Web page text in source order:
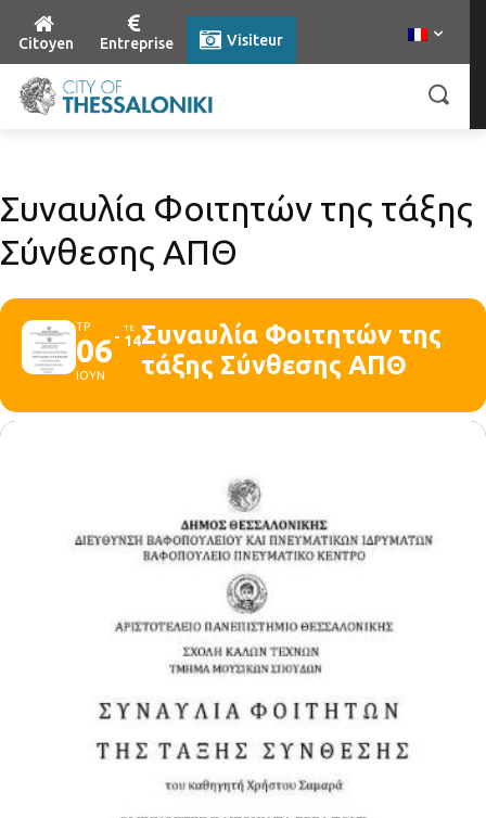
Citoyen Entreprise Visiteur
Συναυλία Φοιτητών της τάξης
Σύνθεσης ΑΠΘ
ΤΡ
06
ΙΟΥΝ
ΤΕ
14Συναυλία Φοιτητών της
τάξης Σύνθεσης ΑΠΘ